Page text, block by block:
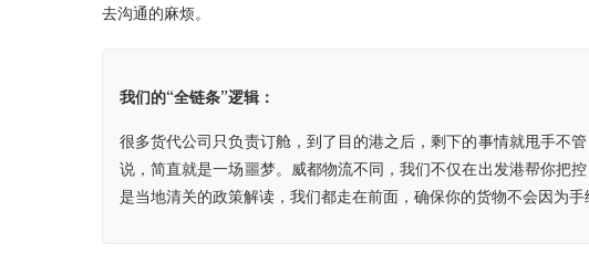
去沟通的麻烦。
我们的“全链条”逻辑：
很多货代公司只负责订舱，到了目的港之后，剩下的事情就甩手不
说，简直就是一场噩梦。威都物流不同，我们不仅在出发港帮你把
是当地清关的政策解读，我们都走在前面，确保你的货物不会因为手